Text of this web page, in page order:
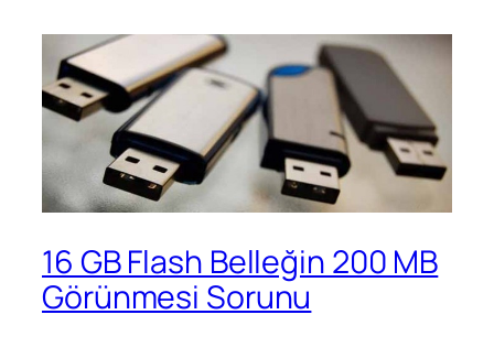
16 GB Flash Belleğin 200 MB
Görünmesi Sorunu